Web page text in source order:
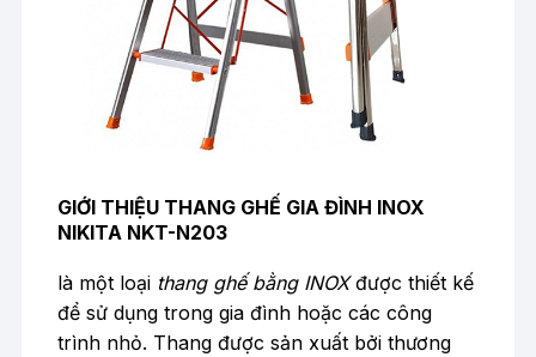
GIỚI THIỆU THANG GHẾ GIA ĐÌNH INOX
NIKITA NKT-N203
là một loại thang ghế bằng INOXđược thiết kế
để sử dụng trong gia đình hoặc các công
trình nhỏ. Thang được sản xuất bởi thương